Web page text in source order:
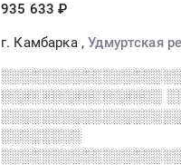
935 633 ₽
г. Камбарка ,Удмуртская
░░░░░░░░░░░░░░░░
░░░░░░░░